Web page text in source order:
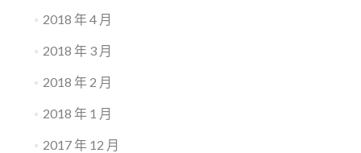
2018 年 4 月
2018 年 3 月
2018 年 2 月
2018 年 1 月
2017 年 12 月